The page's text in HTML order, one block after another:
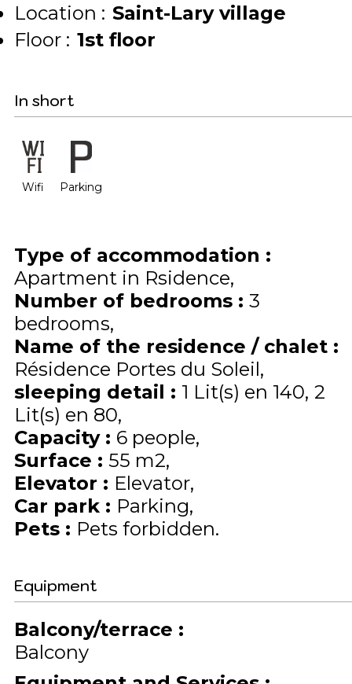
Location : Saint-Lary village
Floor : 1st floor
In short
Wifi Parking
Type of accommodation :
Apartment in Rsidence
Number of bedrooms : 3
bedrooms
Name of the residence / chalet :
Résidence Portes du Soleil
sleeping detail : 1 Lit(s) en 140 2
Lit(s) en 80
Capacity : 6 people
Surface : 55 m2
Elevator : Elevator
Car park : Parking
Pets : Pets forbidden
Equipment
Balcony/terrace :
Balcony